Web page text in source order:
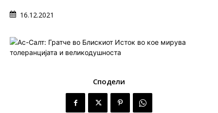
16.12.2021
Сподели